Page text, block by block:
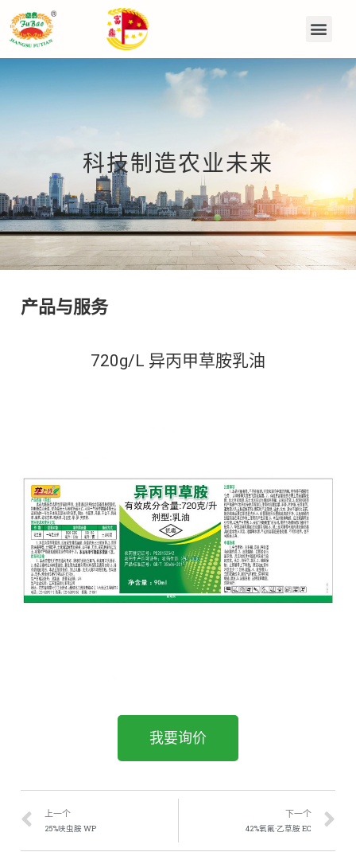
科技制造农业未来
产品与服务
720g/L 异丙甲草胺乳油
我要询价
上一个
25%呋虫胺 WP
下一个
42%氧氟·乙草胺 EC